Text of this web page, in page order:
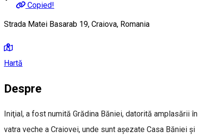
Copied!
Strada Matei Basarab 19, Craiova, Romania
Hartă
Despre
Iniţial, a fost numită Grădina Băniei, datorită amplasării în
vatra veche a Craiovei, unde sunt aşezate Casa Băniei şi